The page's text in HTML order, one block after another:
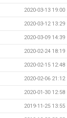
2020-03-13 19:00
2020-03-12 13:29
2020-03-09 14:39
2020-02-24 18:19
2020-02-15 12:48
2020-02-06 21:12
2020-01-30 12:58
2019-11-25 13:55